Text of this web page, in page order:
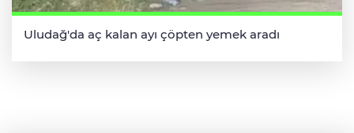
Uludağ'da aç kalan ayı çöpten yemek aradı